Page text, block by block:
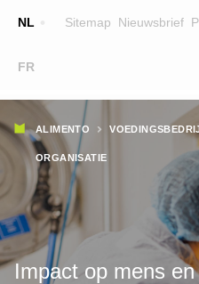
NL
FR
Sitemap Nieuwsbrief
Main
navigation
OPLEIDINGEN
LESGEVERS
WIE ZIJN WE
TEAM
CONTACT
ZOEK EEN
Kruimelpad
ALIMENTO
ORGANISATIE
Impact op mens